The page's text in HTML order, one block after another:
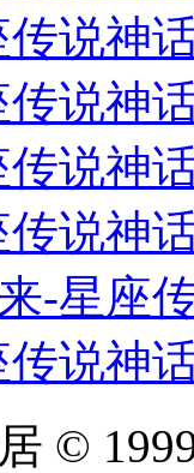
说神
说神
说神
说神
-星座
说神
©